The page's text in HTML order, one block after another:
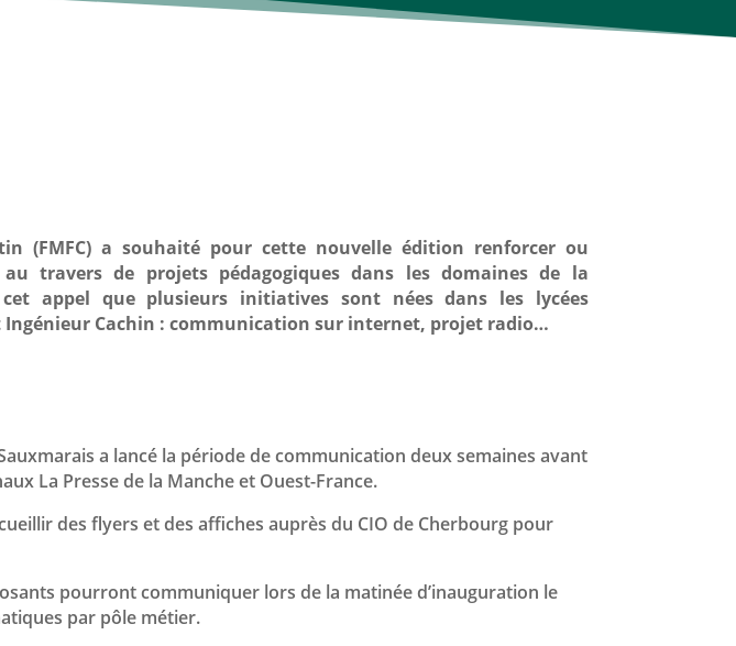
(FMFC) a souhaité pour cette nouvelle édition renforcer ou
travers de projets pédagogiques dans les domaines de la
appel que plusieurs initiatives sont nées dans les lycées
Ingénieur Cachin : communication sur internet, projet radio…
a lancé la période de communication deux semaines avant
La Presse de la Manche et Ouest-France.
des flyers et des affiches auprès du CIO de Cherbourg pour
pourront communiquer lors de la matinée d’inauguration le
par pôle métier.